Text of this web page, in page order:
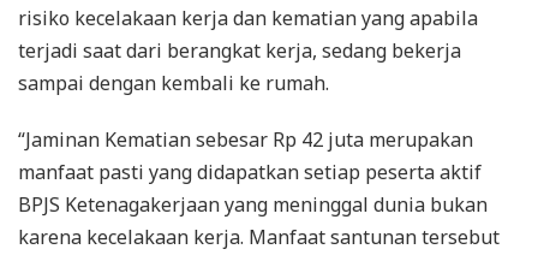
risiko kecelakaan kerja dan kematian yang apabila
terjadi saat dari berangkat kerja, sedang bekerja
sampai dengan kembali ke rumah.
“Jaminan Kematian sebesar Rp 42 juta merupakan
manfaat pasti yang didapatkan setiap peserta aktif
BPJS Ketenagakerjaan yang meninggal dunia bukan
karena kecelakaan kerja. Manfaat santunan tersebut